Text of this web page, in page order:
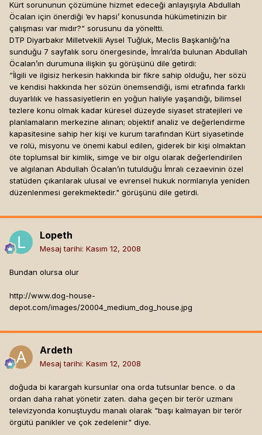
Kürt sorununun çözümüne hizmet edeceği anlayışıyla Abdullah
Öcalan için önerdiği ‘ev hapsi’ konusunda hükümetinizin bir
çalışması var mıdır?“ sorusunu da yöneltti.
DTP Diyarbakır Milletvekili Aysel Tuğluk, Meclis Başkanlığı’na
sunduğu 7 sayfalık soru önergesinde, İmralı’da bulunan Abdullah
Öcalan’ın durumuna ilişkin şu görüşünü dile getirdi:
“İlgili ve ilgisiz herkesin hakkında bir fikre sahip olduğu, her sözü
ve kendisi hakkında her sözün önemsendiği, ismi etrafında farklı
duyarlılık ve hassasiyetlerin en yoğun haliyle yaşandığı, bilimsel
tezlere konu olmak kadar küresel düzeyde siyaset stratejileri ve
planlamaların merkezine alınan; objektif analiz ve değerlendirme
kapasitesine sahip her kişi ve kurum tarafından Kürt siyasetinde
ve rolü, misyonu ve önemi kabul edilen, giderek bir kişi olmaktan
öte toplumsal bir kimlik, simge ve bir olgu olarak değerlendirilen
ve algılanan Abdullah Öcalan’ın tutulduğu İmralı cezaevinin özel
statüden çıkarılarak ulusal ve evrensel hukuk normlarıyla yeniden
düzenlenmesi gerekmektedir." görüşünü dile getirdi.
Lopeth
Mesaj tarihi: Kasım 12, 2008
Bundan olursa olur
http://www.dog-house-
depot.com/images/20004_medium_dog_house.jpg
Ardeth
Mesaj tarihi: Kasım 12, 2008
doğuda bi karargah kursunlar ona orda tutsunlar bence. o da
ordan daha rahat yönetir zaten. daha geçen bir terör uzmanı
televizyonda konuştuydu manalı olarak "başı kalmayan bir terör
örgütü panikler ve çok zedelenir" diye.